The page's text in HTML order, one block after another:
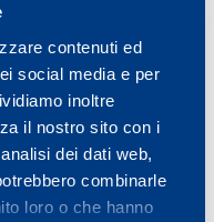
contenuti ed
social media e per
inoltre
il nostro sito con i
dei dati web,
combinarle
loro o che hanno